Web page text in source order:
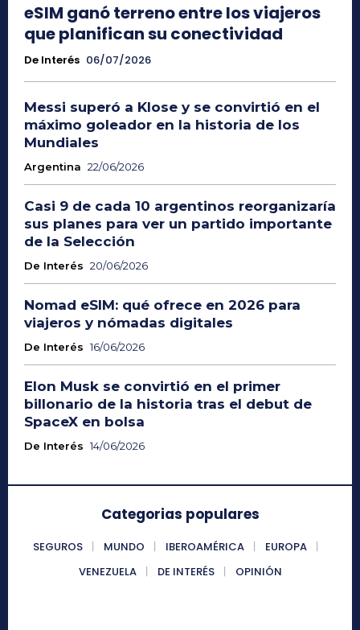
eSIM ganó terreno entre los viajeros
que planifican su conectividad
De Interés 06/07/2026
Messi superó a Klose y se convirtió en el
máximo goleador en la historia de los
Mundiales
Argentina 22/06/2026
Casi 9 de cada 10 argentinos reorganizaría
sus planes para ver un partido importante
de la Selección
De Interés 20/06/2026
Nomad eSIM: qué ofrece en 2026 para
viajeros y nómadas digitales
De Interés 16/06/2026
Elon Musk se convirtió en el primer
billonario de la historia tras el debut de
SpaceX en bolsa
De Interés 14/06/2026
Categorias populares
SEGUROS MUNDO IBEROAMÉRICA
EUROPA
VENEZUELA
DE INTERÉS OPINIÓN